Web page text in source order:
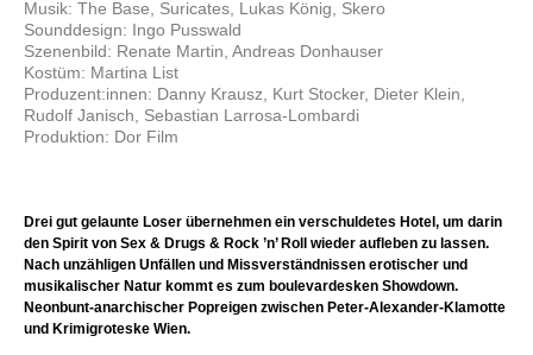
Musik: The Base, Suricates, Lukas König, Skero
Sounddesign: Ingo Pusswald
Szenenbild: Renate Martin, Andreas Donhauser
Kostüm: Martina List
Produzent:innen: Danny Krausz, Kurt Stocker, Dieter Klein,
Rudolf Janisch, Sebastian Larrosa-Lombardi
Produktion: Dor Film
Drei gut gelaunte Loser übernehmen ein verschuldetes Hotel, um darin
den Spirit von Sex & Drugs & Rock ’n’ Roll wieder aufleben zu lassen.
Nach unzähligen Unfällen und Missverständnissen erotischer und
musikalischer Natur kommt es zum boulevardesken Showdown.
Neonbunt-anarchischer Popreigen zwischen Peter-Alexander-Klamotte
und Krimigroteske Wien.